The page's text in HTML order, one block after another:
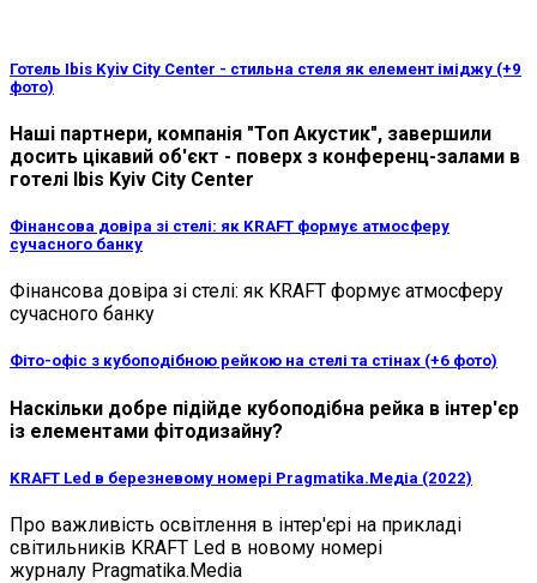
Готель Ibis Kyiv City Center - стильна стеля як елемент іміджу (+9
фото)
Наші партнери, компанія "Топ Акустик", завершили
досить цікавий об'єкт - поверх з конференц-залами в
готелі Ibis Kyiv City Center
Фінансова довіра зі стелі: як KRAFT формує атмосферу
сучасного банку
Фінансова довіра зі стелі: як KRAFT формує атмосферу
сучасного банку
Фіто-офіс з кубоподібною рейкою на стелі та стінах (+6 фото)
Наскільки добре підійде кубоподібна рейка в інтер'єр
із елементами фітодизайну?
KRAFT Led в березневому номері Pragmatika.Медіа (2022)
Про важливість освітлення в інтер'єрі на прикладі
світильників KRAFT Led в новому номері
журналу Pragmatika.Media